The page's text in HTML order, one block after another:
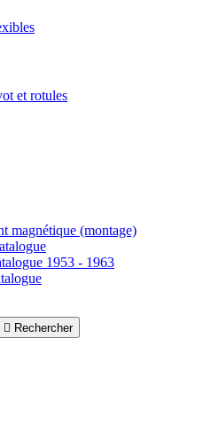
et rotules
magnétique (montage)
1953 - 1963
 Rechercher